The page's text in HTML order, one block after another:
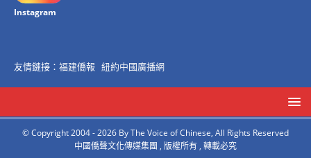
Instagram
友情鏈接： 福建僑報 紐約中國廣播網
© Copyright 2004 - 2026 By The Voice of Chinese, All Rights Reserved
中國僑聲文化傳媒集團 , 版權所有 , 轉載必究